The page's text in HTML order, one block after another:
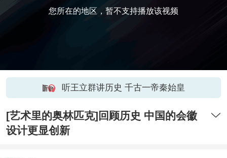
您所在的地区，暂不支持播放该视频
听王立群讲历史 千古一帝秦始皇
[艺术里的奥林匹克]回顾历史 中国的会徽
设计更显创新